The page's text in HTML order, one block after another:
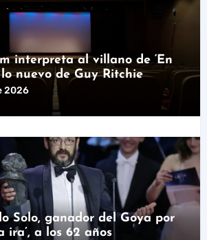
interpreta al villano de ‘En
lo nuevo de Guy Ritchie
2026
Solo, ganador del Goya por
ira’, a los 62 años